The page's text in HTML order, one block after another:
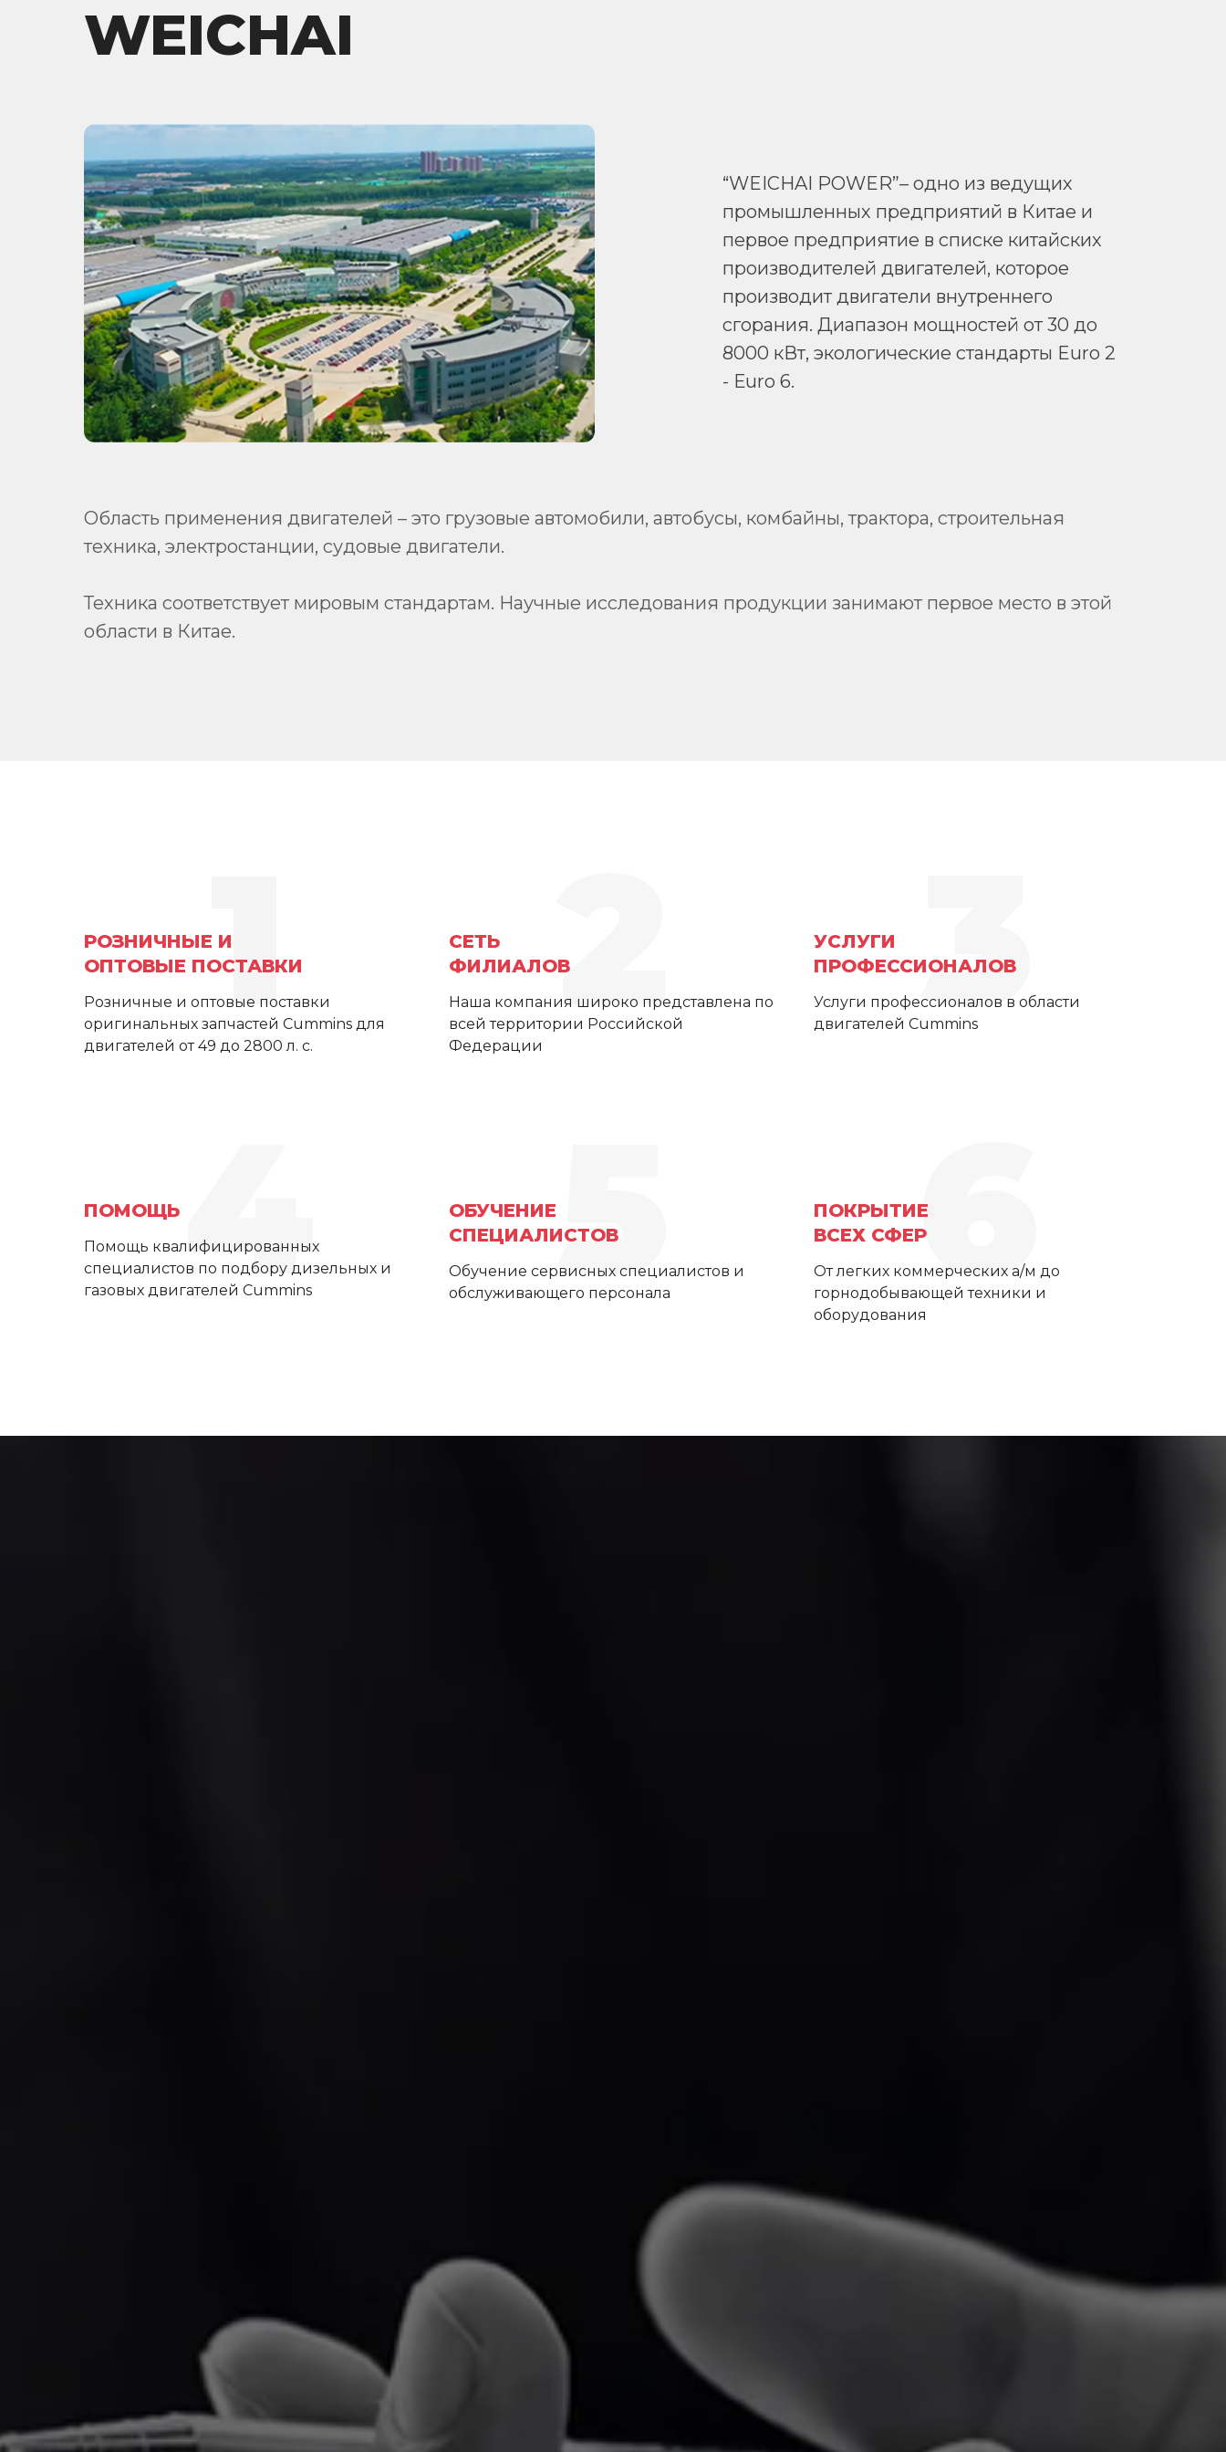
WEICHAI
“WEICHAI POWER”– одно из ведущих
промышленных предприятий в Китае и
первое предприятие в списке китайских
производителей двигателей, которое
производит двигатели внутреннего
сгорания. Диапазон мощностей от 30 до
8000 кВт, экологические стандарты Euro 2
- Еuro 6.
Область применения двигателей – это грузовые автомобили, автобусы, комбайны, трактора, строительная
техника, электростанции, судовые двигатели.
Техника соответствует мировым стандартам. Научные исследования продукции занимают первое место в этой
области в Китае.
РОЗНИЧНЫЕ И
ОПТОВЫЕ ПОСТАВКИ
Розничные и оптовые поставки
оригинальных запчастей Cummins для
двигателей от 49 до 2800 л. с.
1
СЕТЬ
ФИЛИАЛОВ
Наша компания широко представлена по
всей территории Российской
Федерации
2
УСЛУГИ
ПРОФЕССИОНАЛОВ
Услуги профессионалов в области
двигателей Cummins3
ПОМОЩЬ
Помощь квалифицированных
специалистов по подбору дизельных и
газовых двигателей Cummins
4
ОБУЧЕНИЕ
СПЕЦИАЛИСТОВ
Обучение сервисных специалистов и
обслуживающего персонала
5
ПОКРЫТИЕ
ВСЕХ СФЕР
От легких коммерческих а/м до
горнодобывающей техники и
оборудования6